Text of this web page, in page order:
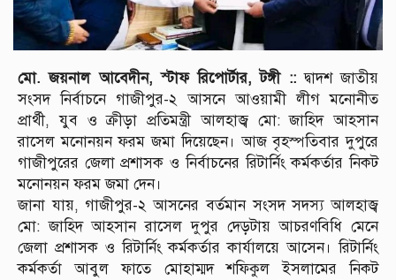
মো. জয়নাল আবেদীন, স্টাফ রিপোর্টার, টঙ্গী ::দ্বাদশ জাতীয়
সংসদ নির্বাচনে গাজীপুর-২ আসনে আওয়ামী লীগ মনোনীত
প্রার্থী, যুব ও ক্রীড়া প্রতিমন্ত্রী আলহাজ্ব মো: জাহিদ আহসান
রাসেল মনোনয়ন ফরম জমা দিয়েছেন। আজ বৃহস্পতিবার দুপুরে
গাজীপুরের জেলা প্রশাসক ও নির্বাচনের রিটার্নিং কর্মকর্তার নিকট
মনোনয়ন ফরম জমা দেন।
জানা যায়, গাজীপুর-২ আসনের বর্তমান সংসদ সদস্য আলহাজ্ব
মো: জাহিদ আহসান রাসেল দুপুর দেড়টায় আচরণবিধি মেনে
জেলা প্রশাসক ও রিটার্নিং কর্মকর্তার কার্যালয়ে আসেন। রিটার্নিং
কর্মকর্তা আবুল ফাতে মোহাম্মদ শফিকুল ইসলামের নিকট